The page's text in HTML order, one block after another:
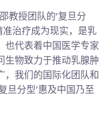
教授团队的‘复旦分
准治疗成为现实，是乳
也代表着中国医学专家
生物致力于推动乳腺肿
，我们的国际化团队和
旦分型’惠及中国乃至